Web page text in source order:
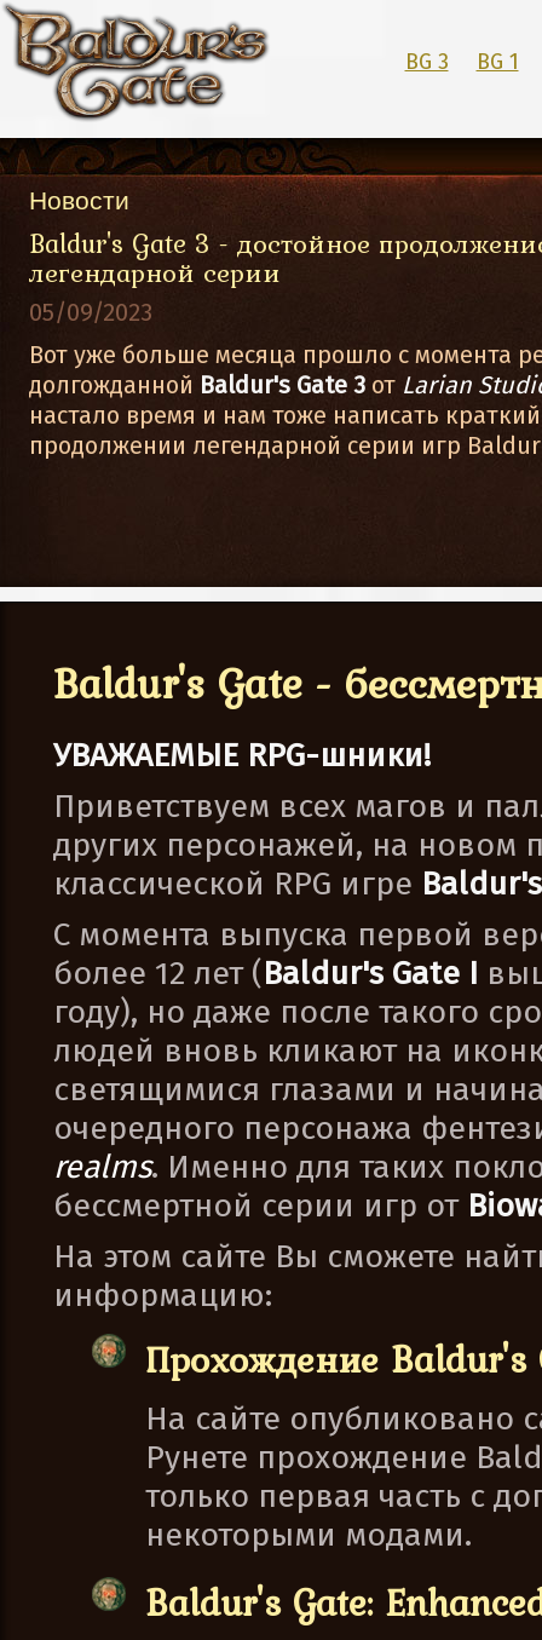
BG 3 BG 1
Новости
Baldur's Gate 3 - достойное
легендарной серии
05/09/2023
Вот уже больше месяца прошло с момента
долгожданной Baldur's Gate 3 от Larian
настало время и нам тоже написать
продолжении легендарной серии игр
Baldur's Gate -
УВАЖАЕМЫЕ RPG-шники!
Приветствуем всех магов и
других персонажей, на новом
классической RPG игре
С момента выпуска первой
более 12 лет (Baldur's Gate I
году), но даже после такого
людей вновь кликают на
светящимися глазами и
очередного персонажа
realms. Именно для таких
бессмертной серии игр от
На этом сайте Вы сможете
информацию:
Прохождение Baldur's
На сайте опубликовано
Рунете прохождение
только первая часть с
некоторыми модами.
Baldur's Gate: